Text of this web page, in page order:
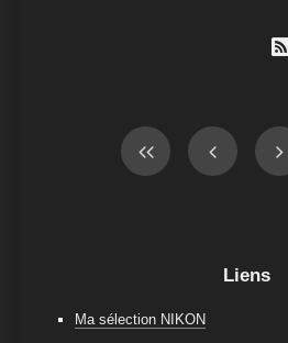

Liens
Ma sélection NIKON